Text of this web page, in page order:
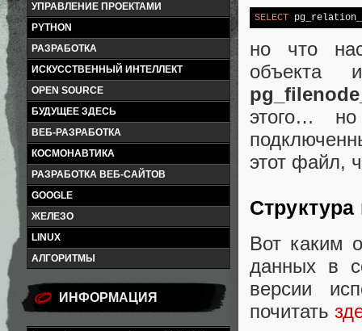
УПРАВЛЕНИЕ ПРОЕКТАМИ
PYTHON
РАЗРАБОТКА
ИСКУССТВЕННЫЙ ИНТЕЛЛЕКТ
OPEN SOURCE
БУДУЩЕЕ ЗДЕСЬ
ВЕБ-РАЗРАБОТКА
КОСМОНАВТИКА
РАЗРАБОТКА ВЕБ-САЙТОВ
GOOGLE
ЖЕЛЕЗО
LINUX
АЛГОРИТМЫ
ИНФОРМАЦИЯ
SELECT
но что
объекта
этого…
этот файл,
Вот каким
данных в
версии
почитать